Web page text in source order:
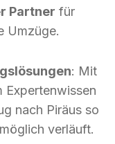
Partner für
Umzüge.
: Mit
Expertenwissen
nach Piräus so
verläuft.